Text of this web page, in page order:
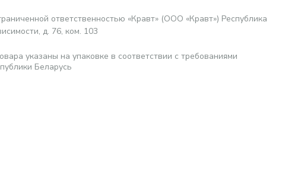
ответственностью «Кравт» (ООО «Кравт») Республика
д. 76, ком. 103
указаны на упаковке в соответствии с требованиями
Беларусь